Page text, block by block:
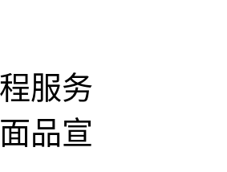
服务
品宣